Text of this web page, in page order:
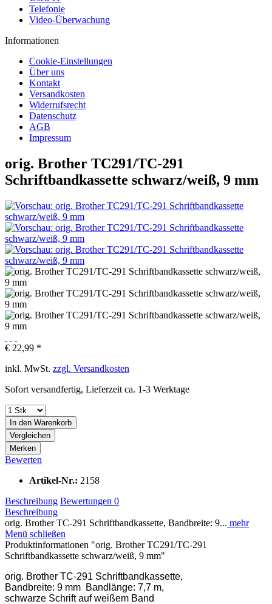
Telefonie
Video-Überwachung
Informationen
Cookie-Einstellungen
Über uns
Kontakt
Versandkosten
Widerrufsrecht
Datenschutz
AGB
Impressum
orig. Brother TC291/TC-291
Schriftbandkassette schwarz/weiß, 9 mm
€ 22,99 *
inkl. MwSt. zzgl. Versandkosten
Sofort versandfertig, Lieferzeit ca. 1-3 Werktage
In den Warenkorb
Vergleichen
Merken
Bewerten
Artikel-Nr.: 2158
Beschreibung Bewertungen 0
Beschreibung
orig. Brother TC-291 Schriftbandkassette, Bandbreite: 9... mehr
Menü schließen
Produktinformationen "orig. Brother TC291/TC-291
Schriftbandkassette schwarz/weiß, 9 mm"
orig. Brother TC-291 Schriftbandkassette,
Bandbreite: 9 mm Bandlänge: 7,7 m,
schwarze Schrift auf weißem Band